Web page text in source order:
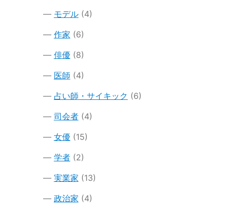
モデル(4)
作家 (6)
俳優(8)
医師 (4)
占い師・サイキック (6)
司会者(4)
女優(15)
学者(2)
実業家 (13)
政治家 (4)